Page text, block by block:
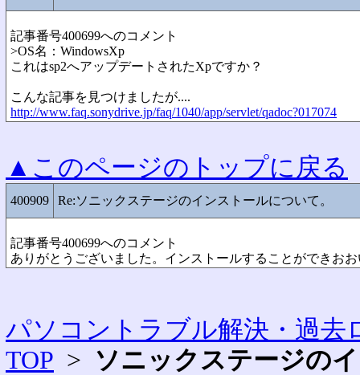
記事番号400699へのコメント
>OS名：WindowsXp
これはsp2へアップデートされたXpですか？
こんな記事を見つけましたが....
http://www.faq.sonydrive.jp/faq/1040/app/servlet/qadoc?017074
▲このページのトップに戻る
400909 Re:ソニックステージのインストールについて。
記事番号400699へのコメント
ありがとうございました。インストールすることができお
パソコントラブル解決・過去
TOP > ソニックステージの